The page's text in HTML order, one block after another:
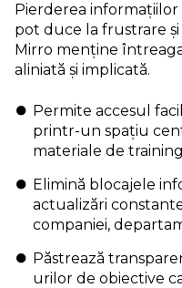
Pierderea
pot duce la frustrare
Mirro menține
aliniată și implicată.
Permite accesul
printr-un spațiu
materiale de
Elimină blocajele
actualizări
companiei,
Păstrează
urilor de obiective